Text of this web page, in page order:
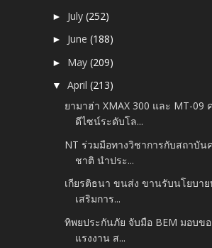
► July(252)
► June(188)
► May(209)
▼April(213)
ยามาฮ่า XMAX 300 และ MT-09
ดีไซน์ระดับโล...
NT ร่วมมือทางวิชาการกับสถาบัน
ชาติ นำประ...
เกียรติธนา ขนส่ง ขานรับนโยบาย
เสริมการ...
ทิพยประกันภัย จับมือ BEM มอบข
แรงงาน ส...